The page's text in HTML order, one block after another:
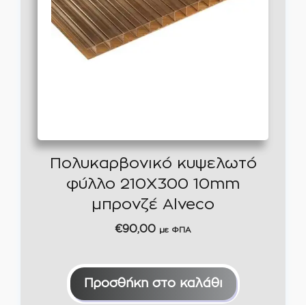
Πολυκαρβονικό κυψελωτό
φύλλο 210Χ300 10mm
μπρονζέ Alveco
€90,00 με ΦΠΑ
Προσθήκη στο καλάθι